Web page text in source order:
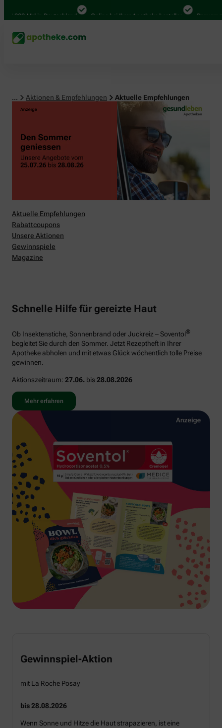
Mal in Deutschland Online bei Ihrer Apotheke bestellen Bequem
... Aktionen & Empfehlungen Aktuelle Empfehlungen
Aktuelle Empfehlungen
Rabattcoupons
Unsere Aktionen
Gewinnspiele
Magazine
Schnelle Hilfe für gereizte Haut
Ob Insektenstiche, Sonnenbrand oder Juckreiz – Soventol®
begleitet Sie durch den Sommer. Jetzt Rezeptheft in Ihrer
Apotheke abholen und mit etwas Glück wöchentlich tolle Preise
gewinnen.
Aktionszeitraum: 27.06. bis 28.08.2026
Mehr erfahren
Gewinnspiel-Aktion
mit La Roche Posay
bis 28.08.2026
Wenn Sonne und Hitze die Haut strapazieren, ist eine